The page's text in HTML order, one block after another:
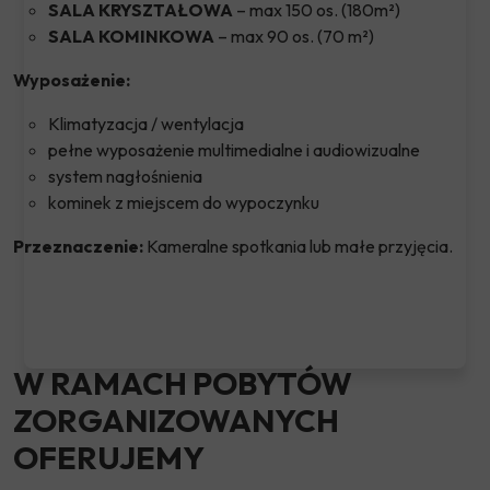
SALA KRYSZTAŁOWA – max 150 os. (180m²)
SALA KOMINKOWA – max 90 os. (70 m²)
Wyposażenie:
Klimatyzacja / wentylacja
pełne wyposażenie multimedialne i audiowizualne
system nagłośnienia
kominek z miejscem do wypoczynku
Przeznaczenie: Kameralne spotkania lub małe przyjęcia.
W RAMACH POBYTÓW
ZORGANIZOWANYCH
OFERUJEMY